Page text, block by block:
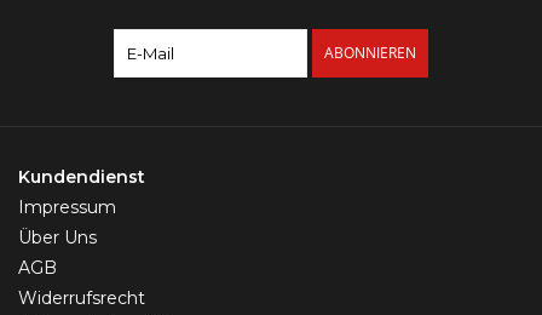
ABONNIEREN
Kundendienst
Impressum
Über Uns
AGB
Widerrufsrecht